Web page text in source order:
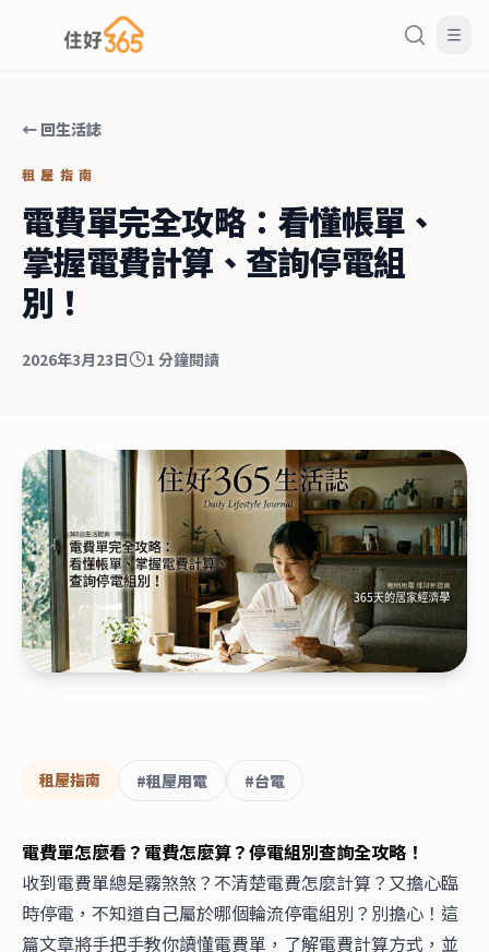
← 回生活誌
租屋指南
電費單完全攻略：看懂帳單、
掌握電費計算、查詢停電組
別！
2026年3月23日 1 分鐘閱讀
租屋指南 #租屋用電 #台電
電費單怎麼看？電費怎麼算？停電組別查詢全攻略！
收到電費單總是霧煞煞？不清楚電費怎麼計算？又擔心臨
時停電，不知道自己屬於哪個輪流停電組別？別擔心！這
篇文章將手把手教你讀懂電費單，了解電費計算方式，並